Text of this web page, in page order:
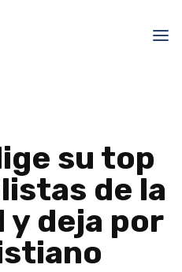
su top
de la
deja por